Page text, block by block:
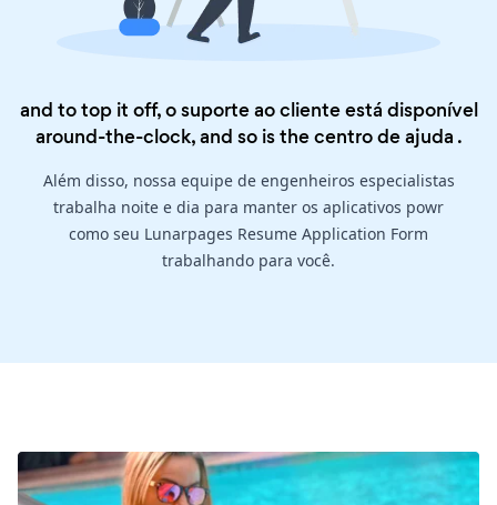
and to top it off, o suporte ao cliente está disponível
around-the-clock, and so is thecentro de ajuda .
Além disso, nossa equipe de engenheiros especialistas
trabalha noite e dia para manter os aplicativos powr
como seu Lunarpages Resume Application Form
trabalhando para você.